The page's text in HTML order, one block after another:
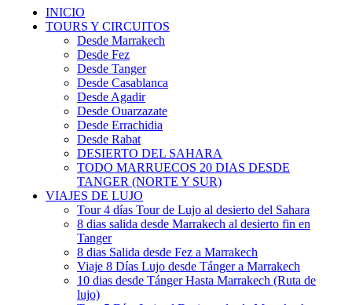
INICIO
TOURS Y CIRCUITOS
Desde Marrakech
Desde Fez
Desde Tanger
Desde Casablanca
Desde Agadir
Desde Ouarzazate
Desde Errachidia
Desde Rabat
DESIERTO DEL SAHARA
TODO MARRUECOS 20 DIAS DESDE
TANGER (NORTE Y SUR)
VIAJES DE LUJO
Tour 4 días Tour de Lujo al desierto del Sahara
8 dias salida desde Marrakech al desierto fin en
Tanger
8 dias Salida desde Fez a Marrakech
Viaje 8 Días Lujo desde Tánger a Marrakech
10 dias desde Tánger Hasta Marrakech (Ruta de
lujo)